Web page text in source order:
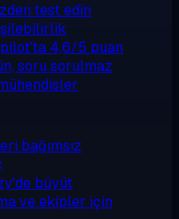
test edin
4,6/5 puan
soru sorulmaz
bağımsız
büyüt
ve ekipler için